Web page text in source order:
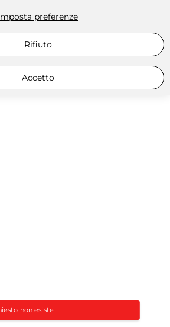
non esiste.
preferenze
Rifiuto
Accetto